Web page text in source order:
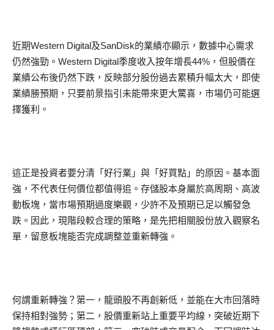
近期Western Digital及SanDisk的業績亦顯示，數據中心需求
仍然強勁。Western Digital季度收入按年增長44%，但股價在
業績公布後仍然下跌，反映部分股份過去累積升幅太大，即使
業績勝預期，只要前景指引未能帶來更大驚喜，市場仍可能選
擇獲利。
這正是投資者要分清「好行業」與「好買點」的原因。基本面
強，不代表任何價位都值得追。存儲股本身屬於高周期、高波
動板塊，當市場預期過度樂觀，少許不及預期已足以觸發急
跌。因此，現階段較合理的策略，是先把相關股份放入觀察名
單，留意板塊能否完成調整並重新轉強。
何謂重新轉強？第一，龍頭股不再創新低，並能在大市回落時
保持相對強勢；第二，股價重新站上重要平均線，突破近期下